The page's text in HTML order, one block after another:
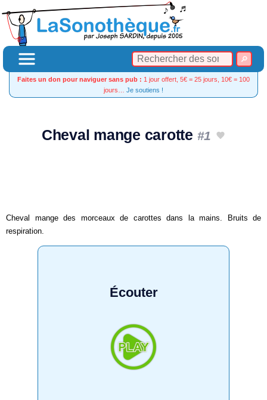
Faites un don pour naviguer sans pub : 1 jour offert, 5€ = 25 jours, 10€ = 100
jours… Je soutiens !
Cheval mange carotte #1
Cheval mange des morceaux de carottes dans la mains. Bruits de
respiration.
Écouter